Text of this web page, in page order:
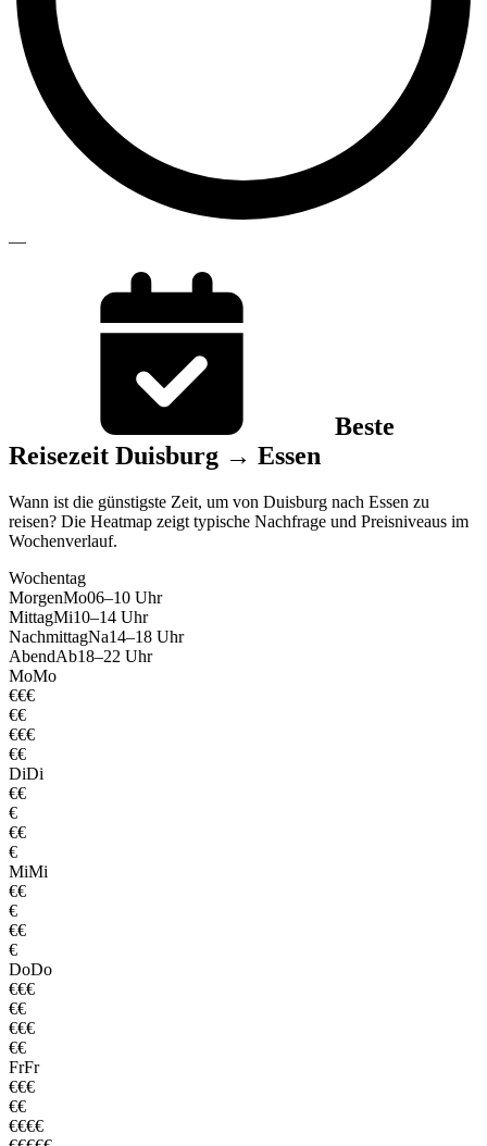
—
Beste
Reisezeit Duisburg → Essen
Wann ist die günstigste Zeit, um von Duisburg nach Essen zu
reisen? Die Heatmap zeigt typische Nachfrage und Preisniveaus im
Wochenverlauf.
Wochentag
MorgenMo06–10 Uhr
MittagMi10–14 Uhr
NachmittagNa14–18 Uhr
AbendAb18–22 Uhr
MoMo
€€€
€€
€€€
€€
DiDi
€€
€
€€
€
MiMi
€€
€
€€
€
DoDo
€€€
€€
€€€
€€
FrFr
€€€
€€
€€€€